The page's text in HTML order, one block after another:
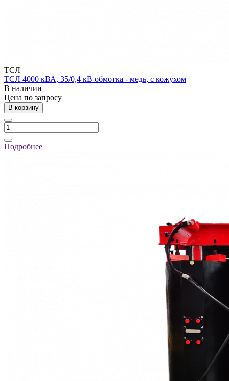
ТСЛ
ТСЛ 4000 кВА, 35/0,4 кВ обмотка - медь, с кожухом
В наличии
Цена по запросу
В корзину
Подробнее